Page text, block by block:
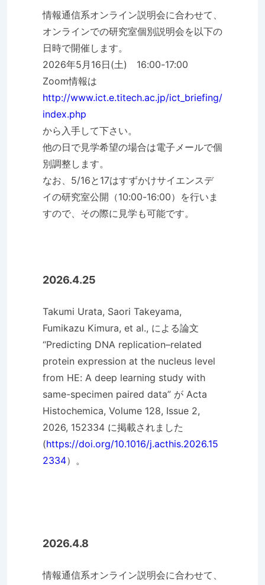
情報通信系オンライン説明会に合わせて、
オンラインでの研究室個別説明会を以下の
日時で開催します。
2026年5月16日(土) 16:00-17:00
Zoom情報は
http://www.ict.e.titech.ac.jp/ict_briefing/
index.php
から入手して下さい。
他の日で見学希望の場合は電子メールで個
別調整します。
なお、5/16と17はすずかけサイエンスデ
イの研究室公開（10:00-16:00）を行いま
すので、その際に見学も可能です。
2026.4.25
Takumi Urata, Saori Takeyama,
Fumikazu Kimura, et al., による論文
“Predicting DNA replication–related
protein expression at the nucleus level
from HE: A deep learning study with
same-specimen paired data” が Acta
Histochemica, Volume 128, Issue 2,
2026, 152334 に掲載されました
(https://doi.org/10.1016/j.acthis.2026.15
2334）。
2026.4.8
情報通信系オンライン説明会に合わせて、